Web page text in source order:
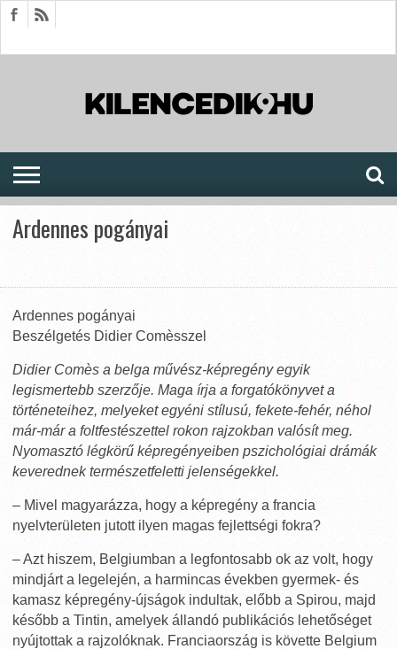
Ardennes pogányai
Ardennes pogányai
Beszélgetés Didier Comèsszel
Didier Comès a belga művész-képregény egyik
legismertebb szerzője. Maga írja a forgatókönyvet a
történeteihez, melyeket egyéni stílusú, fekete-fehér, néhol
már-már a foltfestészettel rokon rajzokban valósít meg.
Nyomasztó légkörű képregényeiben pszichológiai drámák
keverednek természetfeletti jelenségekkel.
– Mivel magyarázza, hogy a képregény a francia
nyelvterületen jutott ilyen magas fejlettségi fokra?
– Azt hiszem, Belgiumban a legfontosabb ok az volt, hogy
mindjárt a legelején, a harmincas években gyermek- és
kamasz képregény-újságok indultak, előbb a Spirou, majd
később a Tintin, amelyek állandó publikációs lehetőséget
nyújtottak a rajzolóknak. Franciaország is követte Belgium